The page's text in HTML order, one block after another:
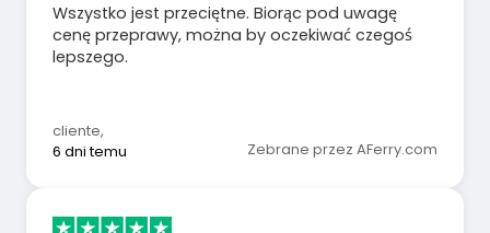
Wszystko jest przeciętne. Biorąc pod uwagę
cenę przeprawy, można by oczekiwać czegoś
lepszego.
cliente,
6 dni temu
Zebrane przez AFerry.com